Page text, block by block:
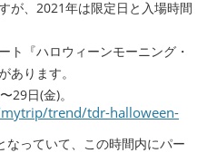
が、2021年は限定日と入場時間
ト『ハロウィーンモーニング・
あります。
29日(金)。
trend/tdr-halloween-
っていて、この時間内にパー